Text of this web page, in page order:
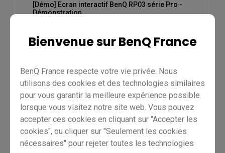
Bienvenue sur BenQ France
BenQ France respecte votre vie privée. Nous
utilisons des cookies et des technologies similaires
pour vous garantir la meilleure expérience possible
lorsque vous visitez notre site web. Vous pouvez
accepter ces cookies en cliquant sur "Accepter les
cookies", ou cliquer sur "Seulement les cookies
nécessaires" pour rejeter toutes les technologies
[Démo] Ecran interactif BenQ RP03 série Pro -
Démonstration
[Démo] La connectivité des écrans interactifs BenQ
[Démo] Prise en main du tableau blanc EZWrite 6
sur les écrans interactifs BenQ
[Démo] Qu'est-ce que ClassroomCare® sur les
écrans interactifs BenQ
[DMS] Comment connecter un écran ?
[Démo] Ecran interactif BenQ